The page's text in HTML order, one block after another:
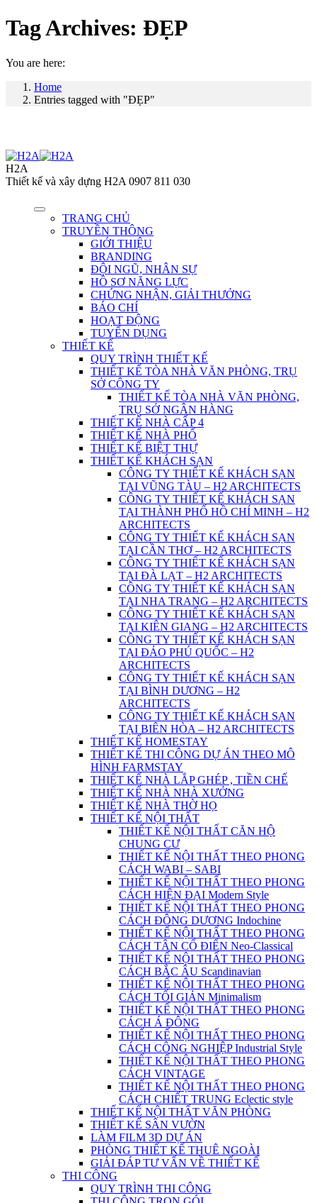
Tag Archives: ĐẸP
You are here:
Home
Entries tagged with "ĐẸP"
H2A
Thiết kế và xây dựng H2A 0907 811 030
TRANG CHỦ
TRUYỀN THÔNG
GIỚI THIỆU
BRANDING
ĐỘI NGŨ, NHÂN SỰ
HỒ SƠ NĂNG LỰC
CHỨNG NHẬN, GIẢI THƯỞNG
BÁO CHÍ
HOẠT ĐỘNG
TUYỂN DỤNG
THIẾT KẾ
QUY TRÌNH THIẾT KẾ
THIẾT KẾ TÒA NHÀ VĂN PHÒNG, TRỤ
SỞ CÔNG TY
THIẾT KẾ TÒA NHÀ VĂN PHÒNG,
TRỤ SỞ NGÂN HÀNG
THIẾT KẾ NHÀ CẤP 4
THIẾT KẾ NHÀ PHỐ
THIẾT KẾ BIỆT THỰ
THIẾT KẾ KHÁCH SẠN
CÔNG TY THIẾT KẾ KHÁCH SẠN
TẠI VŨNG TÀU – H2 ARCHITECTS
CÔNG TY THIẾT KẾ KHÁCH SẠN
TẠI THÀNH PHỐ HỒ CHÍ MINH – H2
ARCHITECTS
CÔNG TY THIẾT KẾ KHÁCH SẠN
TẠI CẦN THƠ – H2 ARCHITECTS
CÔNG TY THIẾT KẾ KHÁCH SẠN
TẠI ĐÀ LẠT – H2 ARCHITECTS
CÔNG TY THIẾT KẾ KHÁCH SẠN
TẠI NHA TRANG – H2 ARCHITECTS
CÔNG TY THIẾT KẾ KHÁCH SẠN
TẠI KIÊN GIANG – H2 ARCHITECTS
CÔNG TY THIẾT KẾ KHÁCH SẠN
TẠI ĐẢO PHÚ QUỐC – H2
ARCHITECTS
CÔNG TY THIẾT KẾ KHÁCH SẠN
TẠI BÌNH DƯƠNG – H2
ARCHITECTS
CÔNG TY THIẾT KẾ KHÁCH SẠN
TẠI BIÊN HÒA – H2 ARCHITECTS
THIẾT KẾ HOMESTAY
THIẾT KẾ THI CÔNG DỰ ÁN THEO MÔ
HÌNH FARMSTAY
THIẾT KẾ NHÀ LẮP GHÉP , TIỀN CHẾ
THIẾT KẾ NHÀ NHÀ XƯỞNG
THIẾT KẾ NHÀ THỜ HỌ
THIẾT KẾ NỘI THẤT
THIẾT KẾ NỘI THẤT CĂN HỘ
CHUNG CƯ
THIẾT KẾ NỘI THẤT THEO PHONG
CÁCH WABI – SABI
THIẾT KẾ NỘI THẤT THEO PHONG
CÁCH HIỆN ĐẠI Modern Style
THIẾT KẾ NỘI THẤT THEO PHONG
CÁCH ĐÔNG DƯƠNG Indochine
THIẾT KẾ NỘI THẤT THEO PHONG
CÁCH TÂN CỔ ĐIỂN Neo-Classical
THIẾT KẾ NỘI THẤT THEO PHONG
CÁCH BẮC ÂU Scandinavian
THIẾT KẾ NỘI THẤT THEO PHONG
CÁCH TỐI GIẢN Minimalism
THIẾT KẾ NỘI THẤT THEO PHONG
CÁCH Á ĐÔNG
THIẾT KẾ NỘI THẤT THEO PHONG
CÁCH CÔNG NGHIỆP Industrial Style
THIẾT KẾ NỘI THẤT THEO PHONG
CÁCH VINTAGE
THIẾT KẾ NỘI THẤT THEO PHONG
CÁCH CHIẾT TRUNG Eclectic style
THIẾT KẾ NỘI THẤT VĂN PHÒNG
THIẾT KẾ SÂN VƯỜN
LÀM FILM 3D DỰ ÁN
PHÒNG THIẾT KẾ THUÊ NGOÀI
GIẢI ĐÁP TƯ VẤN VỀ THIẾT KẾ
THI CÔNG
QUY TRÌNH THI CÔNG